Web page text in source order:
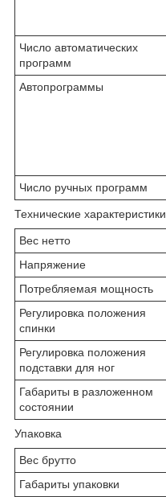
Число автоматических
программ
Автопрограммы
Число ручных программ
Технические характеристики
Вес нетто
Напряжение
Потребляемая мощность
Регулировка положения
спинки
Регулировка положения
подставки для ног
Габариты в разложенном
состоянии
Упаковка
Вес брутто
Габариты упаковки